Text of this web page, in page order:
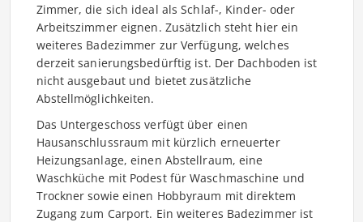
Zimmer, die sich ideal als Schlaf-, Kinder- oder
Arbeitszimmer eignen. Zusätzlich steht hier ein
weiteres Badezimmer zur Verfügung, welches
derzeit sanierungsbedürftig ist. Der Dachboden ist
nicht ausgebaut und bietet zusätzliche
Abstellmöglichkeiten.
Das Untergeschoss verfügt über einen
Hausanschlussraum mit kürzlich erneuerter
Heizungsanlage, einen Abstellraum, eine
Waschküche mit Podest für Waschmaschine und
Trockner sowie einen Hobbyraum mit direktem
Zugang zum Carport. Ein weiteres Badezimmer ist